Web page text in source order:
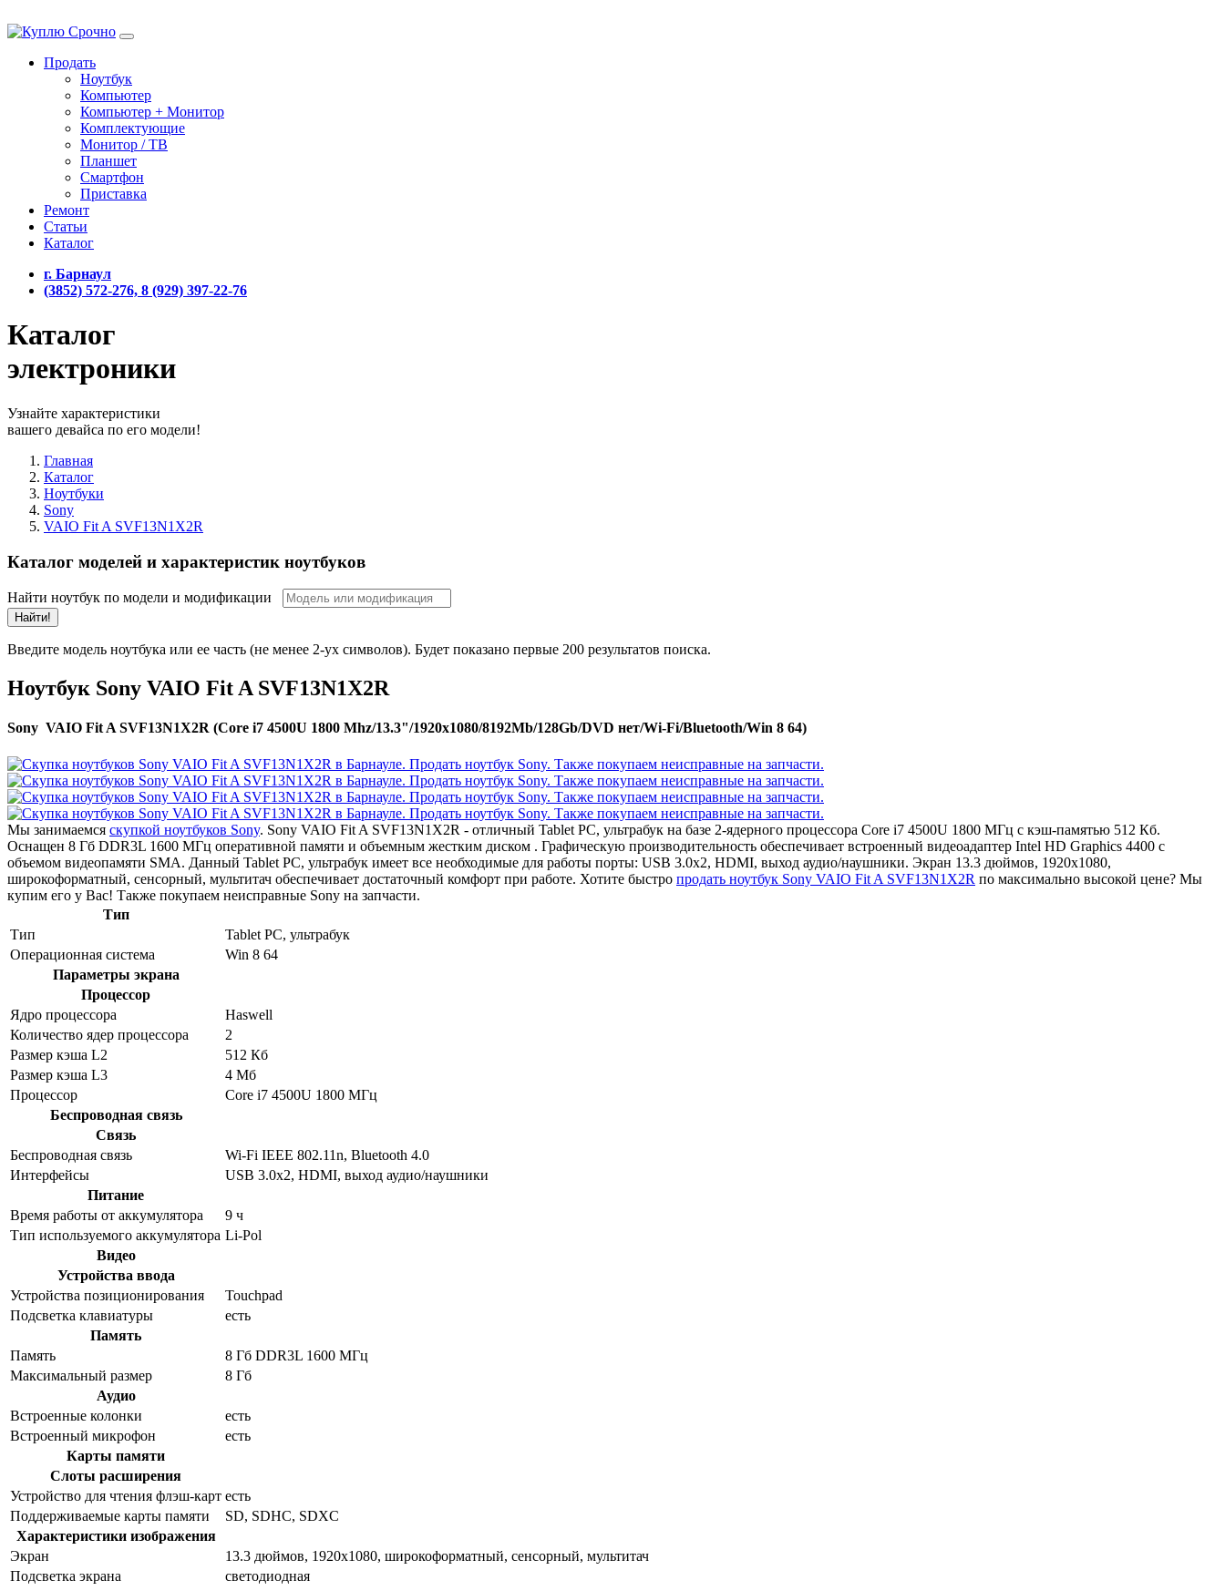
Продать
Ноутбук
Компьютер
Компьютер + Монитор
Комплектующие
Монитор / ТВ
Планшет
Смартфон
Приставка
Ремонт
Статьи
Каталог
г. Барнаул
(3852) 572-276, 8 (929) 397-22-76
Каталог
электроники
Узнайте характеристики
вашего девайса по его модели!
Главная
Каталог
Ноутбуки
Sony
VAIO Fit A SVF13N1X2R
Каталог моделей и характеристик ноутбуков
Найти ноутбук по модели и модификации
Найти!
Введите модель ноутбука или ее часть (не менее 2-ух символов). Будет показано первые 200 результатов поиска.
Ноутбук Sony VAIO Fit A SVF13N1X2R
Sony VAIO Fit A SVF13N1X2R (Core i7 4500U 1800 Mhz/13.3"/1920x1080/8192Mb/128Gb/DVD нет/Wi-Fi/Bluetooth/Win 8 64)
Мы занимаемся скупкой ноутбуков Sony. Sony VAIO Fit A SVF13N1X2R - отличный Tablet PC, ультрабук на базе 2-ядерного процессора Core i7 4500U 1800 МГц с кэш-памятью 512 Кб.
Оснащен 8 Гб DDR3L 1600 МГц оперативной памяти и объемным жестким диском . Графическую производительность обеспечивает встроенный видеоадаптер Intel HD Graphics 4400 с
объемом видеопамяти SMA. Данный Tablet PC, ультрабук имеет все необходимые для работы порты: USB 3.0x2, HDMI, выход аудио/наушники. Экран 13.3 дюймов, 1920x1080,
широкоформатный, сенсорный, мультитач обеспечивает достаточный комфорт при работе. Хотите быстро продать ноутбук Sony VAIO Fit A SVF13N1X2R по максимально высокой цене? Мы
купим его у Вас! Также покупаем неисправные Sony на запчасти.
Тип
Тип
Tablet PC, ультрабук
Операционная система
Win 8 64
Параметры экрана
Процессор
Ядро процессора
Haswell
Количество ядер процессора
2
Размер кэша L2
512 Кб
Размер кэша L3
4 Мб
Процессор
Core i7 4500U 1800 МГц
Беспроводная связь
Связь
Беспроводная связь
Wi-Fi IEEE 802.11n, Bluetooth 4.0
Интерфейсы
USB 3.0x2, HDMI, выход аудио/наушники
Питание
Время работы от аккумулятора
9 ч
Тип используемого аккумулятора Li-Pol
Видео
Устройства ввода
Устройства позиционирования
Touchpad
Подсветка клавиатуры
есть
Память
Память
8 Гб DDR3L 1600 МГц
Максимальный размер
8 Гб
Аудио
Встроенные колонки
есть
Встроенный микрофон
есть
Карты памяти
Слоты расширения
Устройство для чтения флэш-карт есть
Поддерживаемые карты памяти
SD, SDHC, SDXC
Характеристики изображения
Экран
13.3 дюймов, 1920x1080, широкоформатный, сенсорный, мультитач
Подсветка экрана
светодиодная